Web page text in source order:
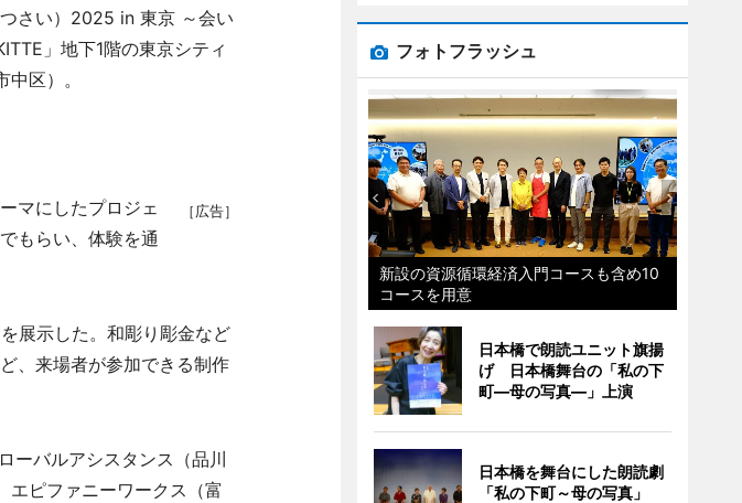
さい）2025 in 東京 ～会い
」地下1階の東京シティ
区）。
［広告］
マにしたプロジェ
もらい、体験を通
展示した。和彫り彫金など
、来場者が参加できる制作
ーバルアシスタンス（品川
エピファニーワークス（富
フォトフラッシュ
新設の資源循環経済入門コースも含め10
コースを用意
日本橋で朗読ユニット旗揚
げ 日本橋舞台の「私の下
町―母の写真―」上演
日本橋を舞台にした朗読劇
「私の下町～母の写真」